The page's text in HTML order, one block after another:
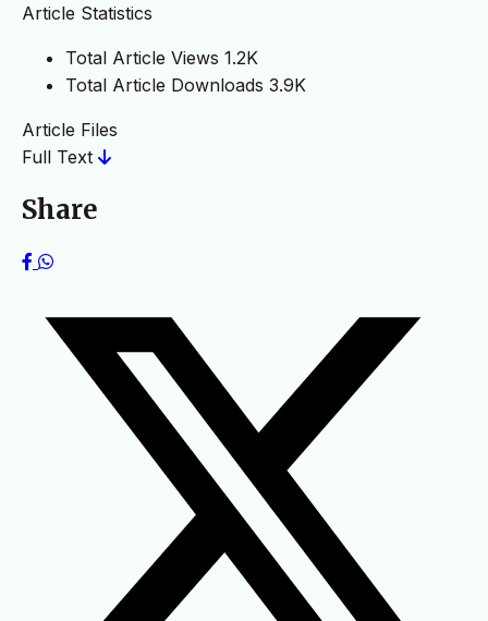
Article Statistics
Total Article Views 1.2K
Total Article Downloads 3.9K
Article Files
Full Text
Share